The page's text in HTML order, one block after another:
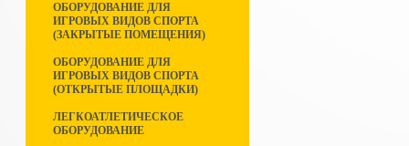
ОБОРУДОВАНИЕ ДЛЯ
ИГРОВЫХ ВИДОВ СПОРТА
(ЗАКРЫТЫЕ ПОМЕЩЕНИЯ)
ОБОРУДОВАНИЕ ДЛЯ
ИГРОВЫХ ВИДОВ СПОРТА
(ОТКРЫТЫЕ ПЛОЩАДКИ)
ЛЕГКОАТЛЕТИЧЕСКОЕ
ОБОРУДОВАНИЕ